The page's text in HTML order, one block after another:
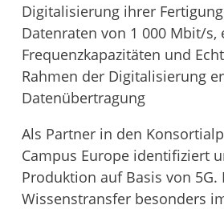
Digitalisierung ihrer
Datenraten von 1 000 Mbit/
Frequenzkapazitäten und
Rahmen der Digitalisierung
Datenübertragung
Als Partner in den
Campus Europe identifiziert
Produktion auf Basis von
Wissenstransfer besonders